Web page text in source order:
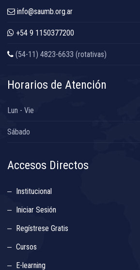
info@saumb.org.ar
+54 9 1150377200
(54-11) 4823-6633 (rotativas)
Horarios de Atención
Lun - Vie
Sábado
Accesos Directos
Institucional
Iniciar Sesión
Regístrese Gratis
Cursos
E-learning